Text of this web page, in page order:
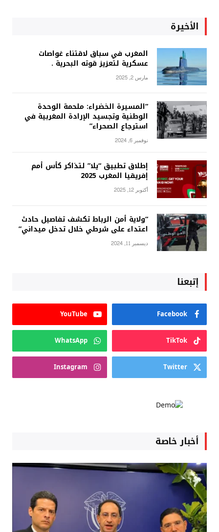
الأخيرة
المغرب في سباق لاقتناء غواصات
عسكرية لتعزيز قوته البحرية .
مارس 2, 2025
“المسيرة الخضراء: ملحمة الوحدة
الوطنية وتجسيد الإرادة المغربية في
استرجاع الصحراء”
نوفمبر 6, 2024
إطلاق تطبيق “يلا” لتذاكر كأس أمم
إفريقيا المغرب 2025
أكتوبر 12, 2025
“ولاية أمن الرباط تكشف تفاصيل حادث
اعتداء على شرطي خلال تدخل ميداني”
ديسمبر 11, 2024
إتبعنا
Facebook
YouTube
TikTok
WhatsApp
Twitter
Instagram
أخبار خاصة